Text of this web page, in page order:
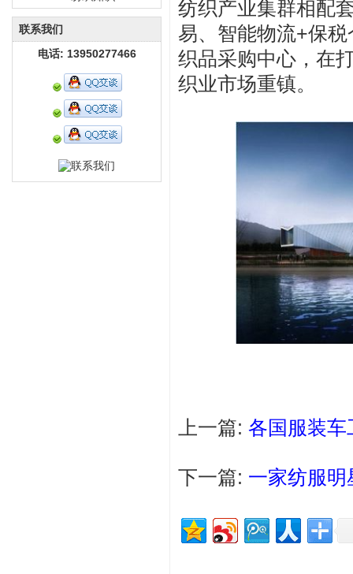
纺织产业集群相配
易、智能物流+保
织品采购中心，在
织业市场重镇。
上一篇: 各国服装车
下一篇: 一家纺服
联系我们
电话: 13950277466